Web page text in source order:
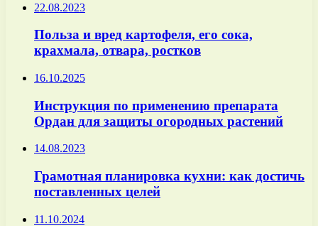
22.08.2023
Польза и вред картофеля, его сока,
крахмала, отвара, ростков
16.10.2025
Инструкция по применению препарата
Ордан для защиты огородных растений
14.08.2023
Грамотная планировка кухни: как достичь
поставленных целей
11.10.2024